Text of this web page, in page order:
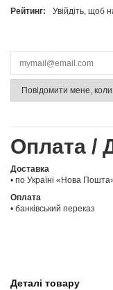
Рейтинг: Увійдіть, щоб
Повідомити мене,
Оплата /
Доставка
• по Україні «Нова
Оплата
• банківський переказ
Деталі товару